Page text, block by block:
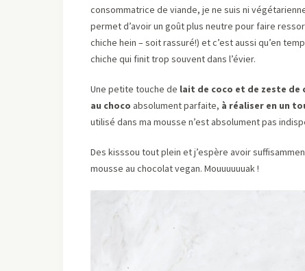
consommatrice de viande, je ne suis ni
permet d’avoir un goût plus neutre pour faire
chiche hein – soit rassuré!) et c’est aussi qu’en
chiche qui finit trop souvent dans l’évier.
Une petite touche de lait de coco et de zeste
au choco absolument parfaite, à réaliser en un
utilisé dans ma mousse n’est absolument pas
Des kisssou tout plein et j’espère avoir
mousse au chocolat vegan. Mouuuuuuak !